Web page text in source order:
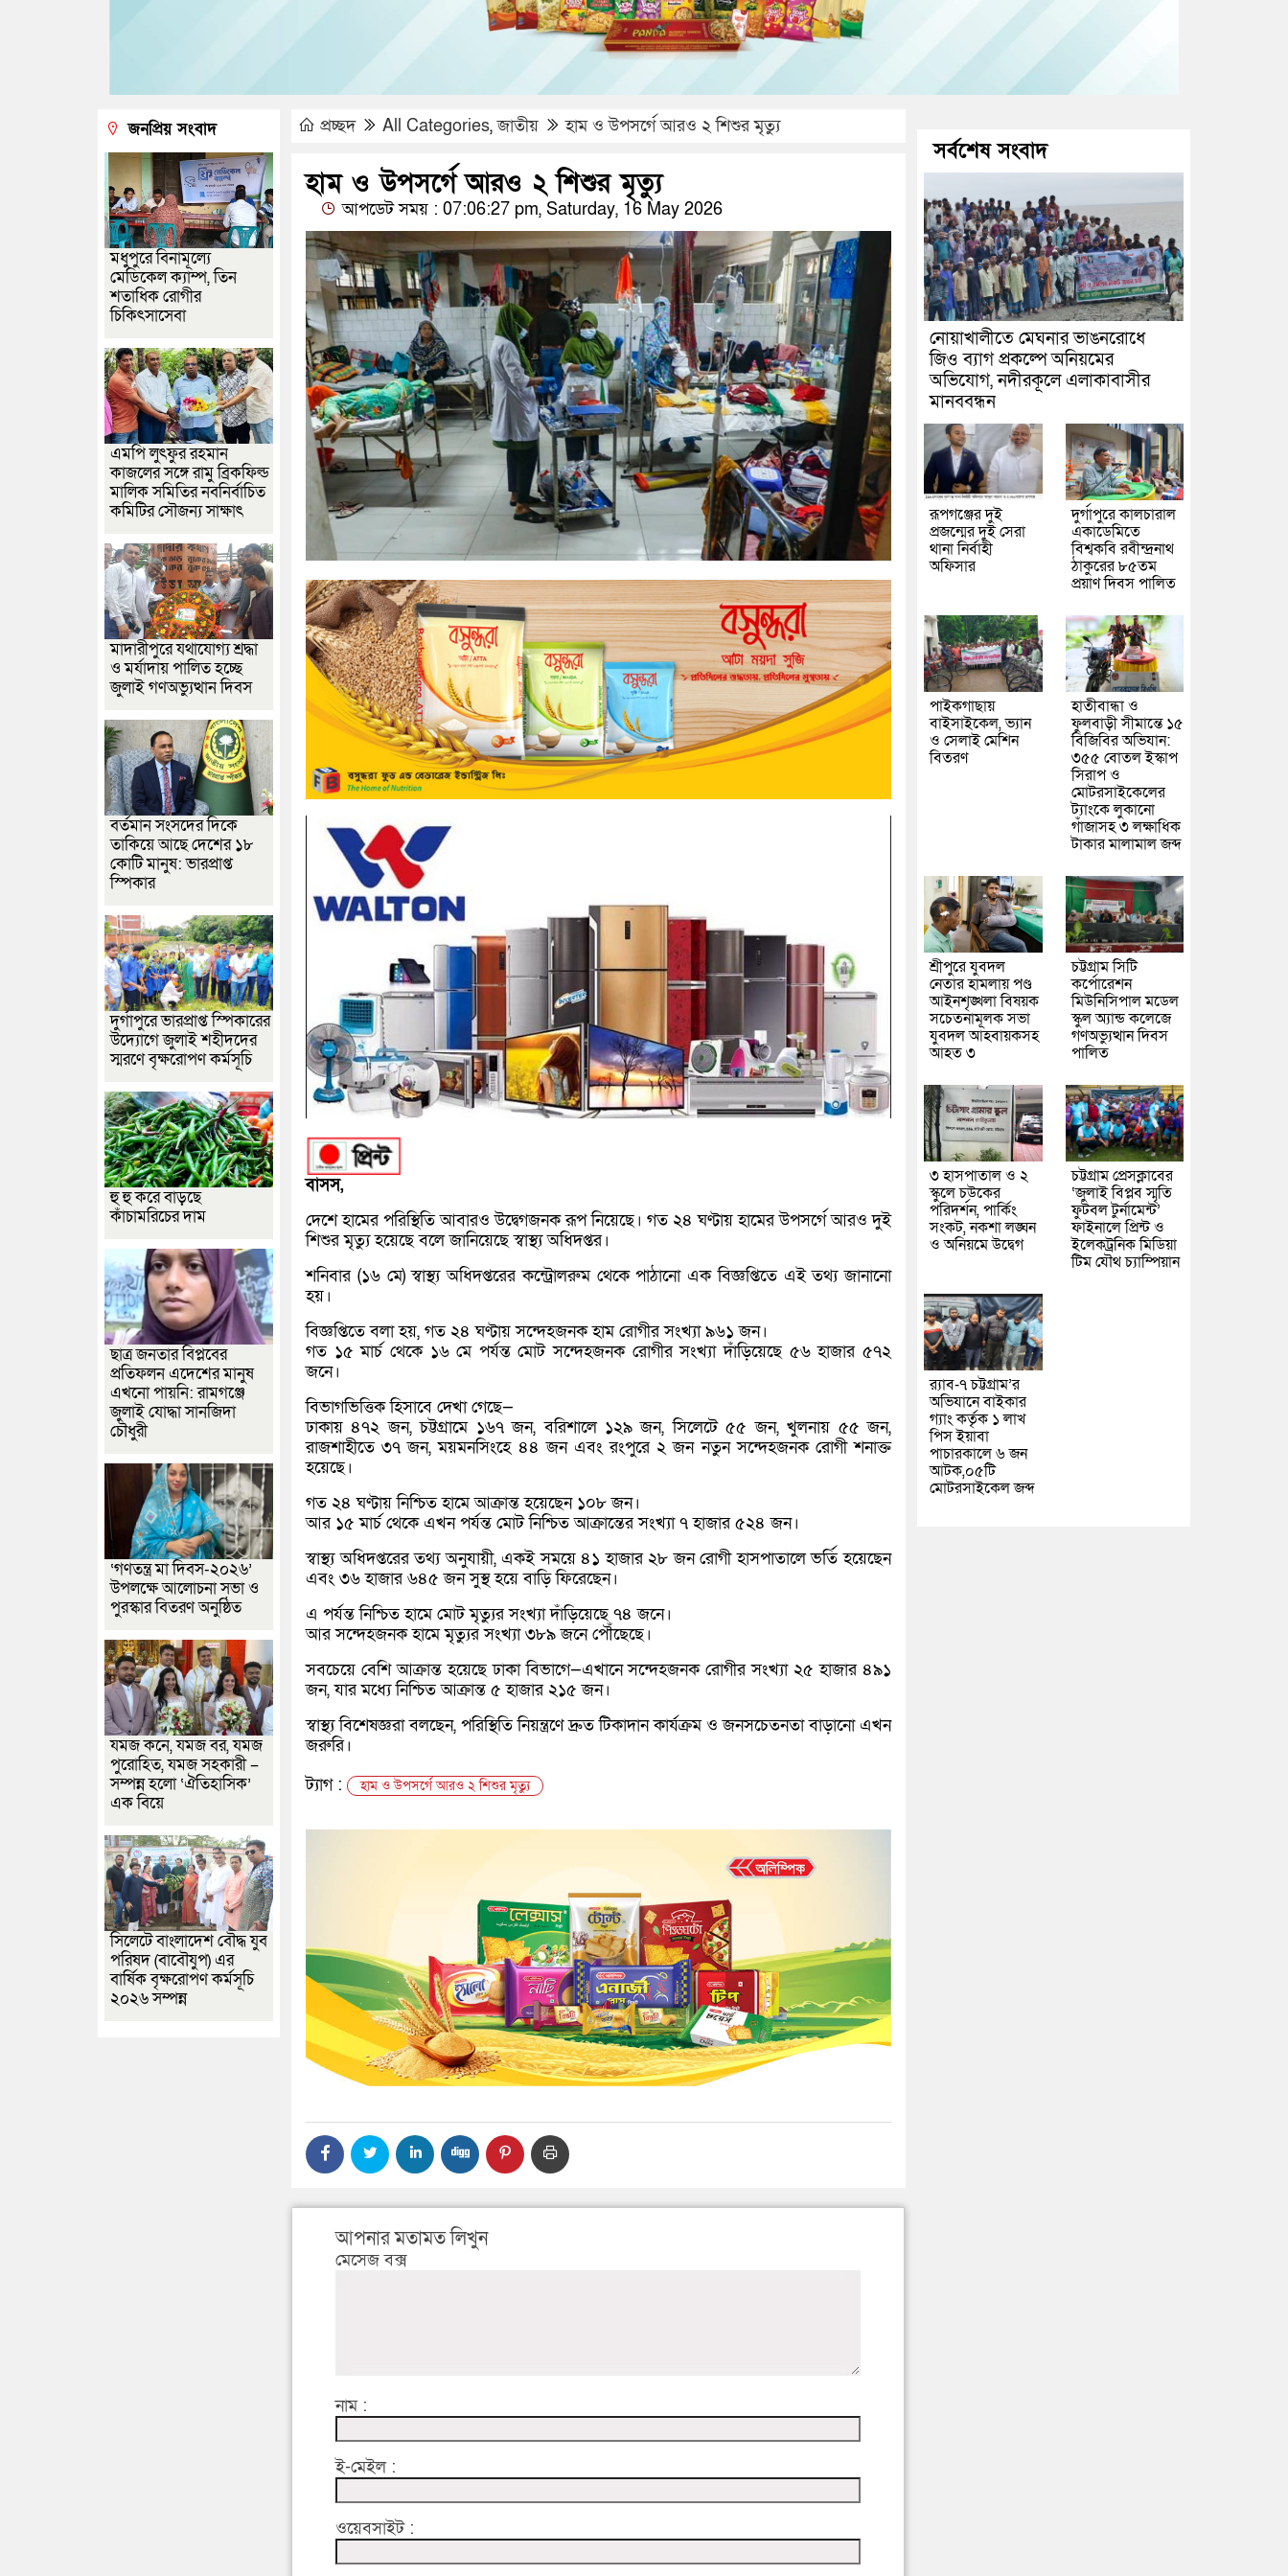
প্রচ্ছদ All Categories,জাতীয় হাম ও উপসর্গে আরও ২ শিশুর মৃত্যু
হাম ও উপসর্গে আরও ২ শিশুর মৃত্যু
আপডেট সময় : 07:06:27 pm, Saturday, 16 May 2026
বাসস,
দেশে হামের পরিস্থিতি আবারও উদ্বেগজনক রূপ নিয়েছে। গত ২৪ ঘণ্টায় হামের উপসর্গে আরও দুই
শিশুর মৃত্যু হয়েছে বলে জানিয়েছে স্বাস্থ্য অধিদপ্তর।
শনিবার (১৬ মে) স্বাস্থ্য অধিদপ্তরের কন্ট্রোলরুম থেকে পাঠানো এক বিজ্ঞপ্তিতে এই তথ্য জানানো
হয়।
বিজ্ঞপ্তিতে বলা হয়, গত ২৪ ঘণ্টায় সন্দেহজনক হাম রোগীর সংখ্যা ৯৬১ জন।
গত ১৫ মার্চ থেকে ১৬ মে পর্যন্ত মোট সন্দেহজনক রোগীর সংখ্যা দাঁড়িয়েছে ৫৬ হাজার ৫৭২
জনে।
বিভাগভিত্তিক হিসাবে দেখা গেছে—
ঢাকায় ৪৭২ জন, চট্টগ্রামে ১৬৭ জন, বরিশালে ১২৯ জন, সিলেটে ৫৫ জন, খুলনায় ৫৫ জন,
রাজশাহীতে ৩৭ জন, ময়মনসিংহে ৪৪ জন এবং রংপুরে ২ জন নতুন সন্দেহজনক রোগী শনাক্ত
হয়েছে।
গত ২৪ ঘণ্টায় নিশ্চিত হামে আক্রান্ত হয়েছেন ১০৮ জন।
আর ১৫ মার্চ থেকে এখন পর্যন্ত মোট নিশ্চিত আক্রান্তের সংখ্যা ৭ হাজার ৫২৪ জন।
স্বাস্থ্য অধিদপ্তরের তথ্য অনুযায়ী, একই সময়ে ৪১ হাজার ২৮ জন রোগী হাসপাতালে ভর্তি হয়েছেন
এবং ৩৬ হাজার ৬৪৫ জন সুস্থ হয়ে বাড়ি ফিরেছেন।
এ পর্যন্ত নিশ্চিত হামে মোট মৃত্যুর সংখ্যা দাঁড়িয়েছে ৭৪ জনে।
আর সন্দেহজনক হামে মৃত্যুর সংখ্যা ৩৮৯ জনে পৌঁছেছে।
সবচেয়ে বেশি আক্রান্ত হয়েছে ঢাকা বিভাগে—এখানে সন্দেহজনক রোগীর সংখ্যা ২৫ হাজার ৪৯১
জন, যার মধ্যে নিশ্চিত আক্রান্ত ৫ হাজার ২১৫ জন।
স্বাস্থ্য বিশেষজ্ঞরা বলছেন, পরিস্থিতি নিয়ন্ত্রণে দ্রুত টিকাদান কার্যক্রম ও জনসচেতনতা বাড়ানো এখন
জরুরি।
ট্যাগ :
হাম ও উপসর্গে আরও ২ শিশুর মৃত্যু
আপনার মতামত লিখুন
মেসেজ বক্স
নাম :
ই-মেইল :
ওয়েবসাইট :
জনপ্রিয় সংবাদ
মধুপুরে বিনামূল্যে
মেডিকেল ক্যাম্প, তিন
শতাধিক রোগীর
চিকিৎসাসেবা
এমপি লুৎফুর রহমান
কাজলের সঙ্গে রামু ব্রিকফিল্ড
মালিক সমিতির নবনির্বাচিত
কমিটির সৌজন্য সাক্ষাৎ
মাদারীপুরে যথাযোগ্য শ্রদ্ধা
ও মর্যাদায় পালিত হচ্ছে
জুলাই গণঅভ্যুত্থান দিবস
বর্তমান সংসদের দিকে
তাকিয়ে আছে দেশের ১৮
কোটি মানুষ: ভারপ্রাপ্ত
স্পিকার
দুর্গাপুরে ভারপ্রাপ্ত স্পিকারের
উদ্যোগে জুলাই শহীদদের
স্মরণে বৃক্ষরোপণ কর্মসূচি
হু হু করে বাড়ছে
কাঁচামরিচের দাম
ছাত্র জনতার বিপ্লবের
প্রতিফলন এদেশের মানুষ
এখনো পায়নি: রামগঞ্জে
জুলাই যোদ্ধা সানজিদা
চৌধুরী
‘গণতন্ত্র মা দিবস-২০২৬’
উপলক্ষে আলোচনা সভা ও
পুরস্কার বিতরণ অনুষ্ঠিত
যমজ কনে, যমজ বর, যমজ
পুরোহিত, যমজ সহকারী –
সম্পন্ন হলো ‘ঐতিহাসিক’
এক বিয়ে
সিলেটে বাংলাদেশ বৌদ্ধ যুব
পরিষদ (বাবৌযুপ) এর
বার্ষিক বৃক্ষরোপণ কর্মসূচি
২০২৬ সম্পন্ন
সর্বশেষ সংবাদ
নোয়াখালীতে মেঘনার ভাঙনরোধে
জিও ব্যাগ প্রকল্পে অনিয়মের
অভিযোগ, নদীরকূলে এলাকাবাসীর
মানববন্ধন
রূপগঞ্জের দুই
প্রজন্মের দুই সেরা
থানা নির্বাহী
অফিসার
দুর্গাপুরে কালচারাল
একাডেমিতে
বিশ্বকবি রবীন্দ্রনাথ
ঠাকুরের ৮৫তম
প্রয়াণ দিবস পালিত
পাইকগাছায়
বাইসাইকেল, ভ্যান
ও সেলাই মেশিন
বিতরণ
হাতীবান্ধা ও
ফুলবাড়ী সীমান্তে ১৫
বিজিবির অভিযান:
৩৫৫ বোতল ইস্কাপ
সিরাপ ও
মোটরসাইকেলের
ট্যাংকে লুকানো
গাঁজাসহ ৩ লক্ষাধিক
টাকার মালামাল জব্দ
শ্রীপুরে যুবদল
নেতার হামলায় পণ্ড
আইনশৃঙ্খলা বিষয়ক
সচেতনামূলক সভা
যুবদল আহবায়কসহ
আহত ৩
চট্টগ্রাম সিটি
কর্পোরেশন
মিউনিসিপাল মডেল
স্কুল অ্যান্ড কলেজে
গণঅভ্যুত্থান দিবস
পালিত
৩ হাসপাতাল ও ২
স্কুলে চউকের
পরিদর্শন, পার্কিং
সংকট, নকশা লঙ্ঘন
ও অনিয়মে উদ্বেগ
চট্টগ্রাম প্রেসক্লাবের
‘জুলাই বিপ্লব স্মৃতি
ফুটবল টুর্নামেন্ট’
ফাইনালে প্রিন্ট ও
ইলেকট্রনিক মিডিয়া
টিম যৌথ চ্যাম্পিয়ান
র‌্যাব-৭ চট্টগ্রাম’র
অভিযানে বাইকার
গ্যাং কর্তৃক ১ লাখ
পিস ইয়াবা
পাচারকালে ৬ জন
আটক,০৫টি
মোটরসাইকেল জব্দ